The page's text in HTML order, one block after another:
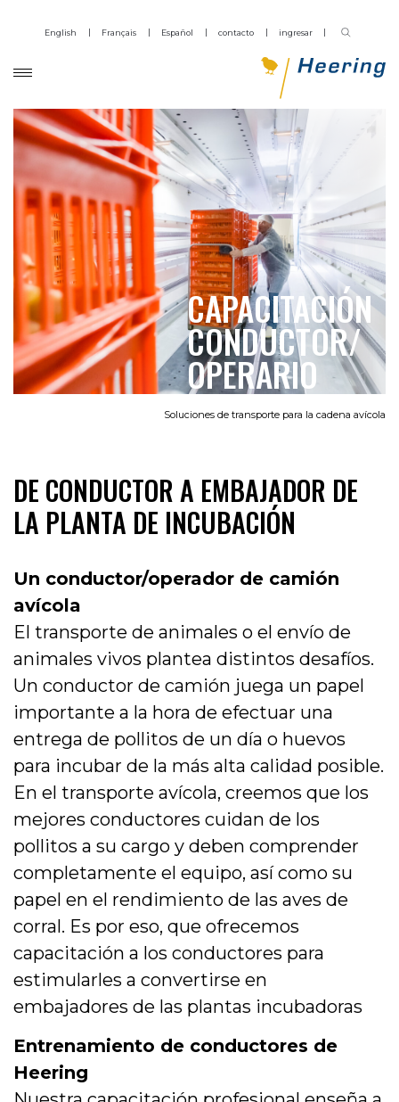
English Français Español contacto ingresar
CAPACITACIÓN
CONDUCTOR/
OPERARIO
Soluciones de transporte para la cadena avícola
DE CONDUCTOR A EMBAJADOR DE
LA PLANTA DE INCUBACIÓN
Un conductor/operador de camión
avícola
El transporte de animales o el envío de
animales vivos plantea distintos desafíos.
Un conductor de camión juega un papel
importante a la hora de efectuar una
entrega de pollitos de un día o huevos
para incubar de la más alta calidad posible.
En el transporte avícola, creemos que los
mejores conductores cuidan de los
pollitos a su cargo y deben comprender
completamente el equipo, así como su
papel en el rendimiento de las aves de
corral. Es por eso, que ofrecemos
capacitación a los conductores para
estimularles a convertirse en
embajadores de las plantas incubadoras
Entrenamiento de conductores de
Heering